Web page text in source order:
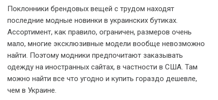
Поклонники брендовых вещей с трудом находят
последние модные новинки в украинских бутиках.
Ассортимент, как правило, ограничен, размеров очень
мало, многие эксклюзивные модели вообще невозможно
найти. Поэтому модники предпочитают заказывать
одежду на иностранных сайтах, в частности в США. Там
можно найти все что угодно и купить гораздо дешевле,
чем в Украине.